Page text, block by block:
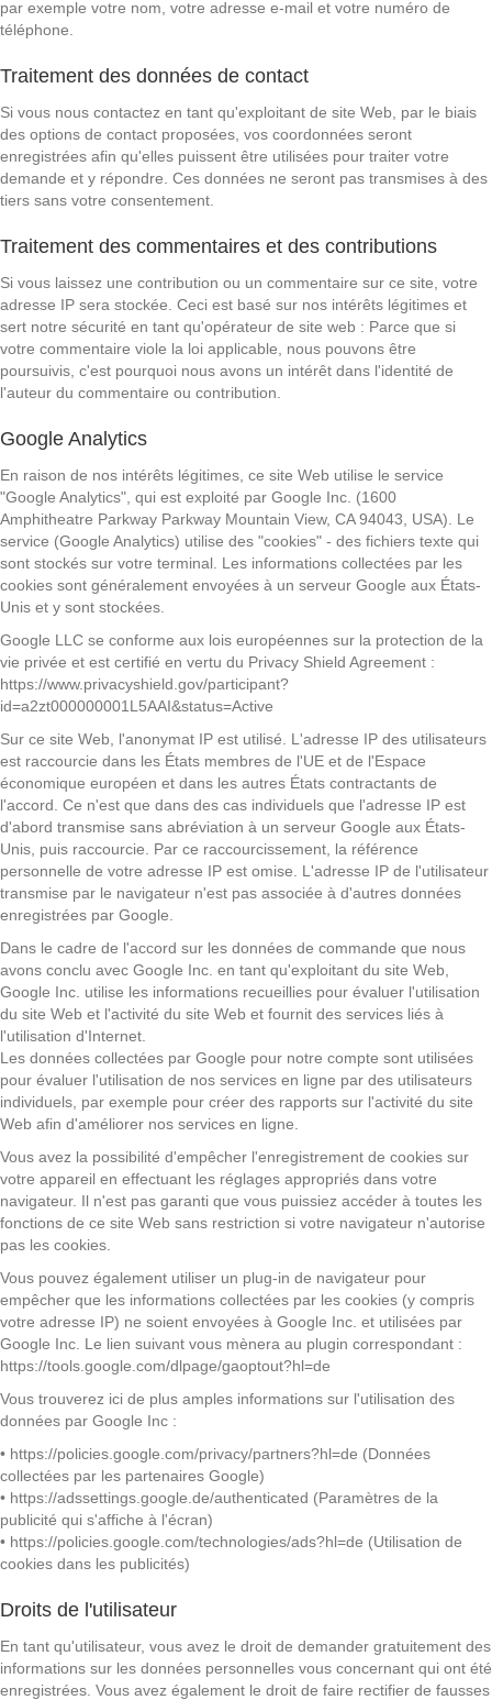
par exemple votre nom, votre adresse e-mail et votre numéro de
téléphone.
Traitement des données de contact
Si vous nous contactez en tant qu'exploitant de site Web, par le biais
des options de contact proposées, vos coordonnées seront
enregistrées afin qu'elles puissent être utilisées pour traiter votre
demande et y répondre. Ces données ne seront pas transmises à des
tiers sans votre consentement.
Traitement des commentaires et des contributions
Si vous laissez une contribution ou un commentaire sur ce site, votre
adresse IP sera stockée. Ceci est basé sur nos intérêts légitimes et
sert notre sécurité en tant qu'opérateur de site web : Parce que si
votre commentaire viole la loi applicable, nous pouvons être
poursuivis, c'est pourquoi nous avons un intérêt dans l'identité de
l'auteur du commentaire ou contribution.
Google Analytics
En raison de nos intérêts légitimes, ce site Web utilise le service
"Google Analytics", qui est exploité par Google Inc. (1600
Amphitheatre Parkway Parkway Mountain View, CA 94043, USA). Le
service (Google Analytics) utilise des "cookies" - des fichiers texte qui
sont stockés sur votre terminal. Les informations collectées par les
cookies sont généralement envoyées à un serveur Google aux États-
Unis et y sont stockées.
Google LLC se conforme aux lois européennes sur la protection de la
vie privée et est certifié en vertu du Privacy Shield Agreement :
https://www.privacyshield.gov/participant?
id=a2zt000000001L5AAI&status=Active
Sur ce site Web, l'anonymat IP est utilisé. L'adresse IP des utilisateurs
est raccourcie dans les États membres de l'UE et de l'Espace
économique européen et dans les autres États contractants de
l'accord. Ce n'est que dans des cas individuels que l'adresse IP est
d'abord transmise sans abréviation à un serveur Google aux États-
Unis, puis raccourcie. Par ce raccourcissement, la référence
personnelle de votre adresse IP est omise. L'adresse IP de l'utilisateur
transmise par le navigateur n'est pas associée à d'autres données
enregistrées par Google.
Dans le cadre de l'accord sur les données de commande que nous
avons conclu avec Google Inc. en tant qu'exploitant du site Web,
Google Inc. utilise les informations recueillies pour évaluer l'utilisation
du site Web et l'activité du site Web et fournit des services liés à
l'utilisation d'Internet.
Les données collectées par Google pour notre compte sont utilisées
pour évaluer l'utilisation de nos services en ligne par des utilisateurs
individuels, par exemple pour créer des rapports sur l'activité du site
Web afin d'améliorer nos services en ligne.
Vous avez la possibilité d'empêcher l'enregistrement de cookies sur
votre appareil en effectuant les réglages appropriés dans votre
navigateur. Il n'est pas garanti que vous puissiez accéder à toutes les
fonctions de ce site Web sans restriction si votre navigateur n'autorise
pas les cookies.
Vous pouvez également utiliser un plug-in de navigateur pour
empêcher que les informations collectées par les cookies (y compris
votre adresse IP) ne soient envoyées à Google Inc. et utilisées par
Google Inc. Le lien suivant vous mènera au plugin correspondant :
https://tools.google.com/dlpage/gaoptout?hl=de
Vous trouverez ici de plus amples informations sur l'utilisation des
données par Google Inc :
• https://policies.google.com/privacy/partners?hl=de (Données
collectées par les partenaires Google)
• https://adssettings.google.de/authenticated (Paramètres de la
publicité qui s'affiche à l'écran)
• https://policies.google.com/technologies/ads?hl=de (Utilisation de
cookies dans les publicités)
Droits de l'utilisateur
En tant qu'utilisateur, vous avez le droit de demander gratuitement des
informations sur les données personnelles vous concernant qui ont été
enregistrées. Vous avez également le droit de faire rectifier de fausses